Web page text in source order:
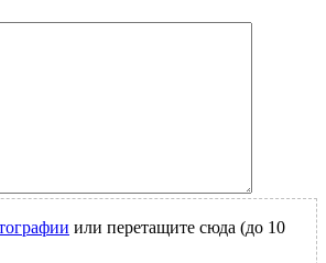
или перетащите сюда (до 10